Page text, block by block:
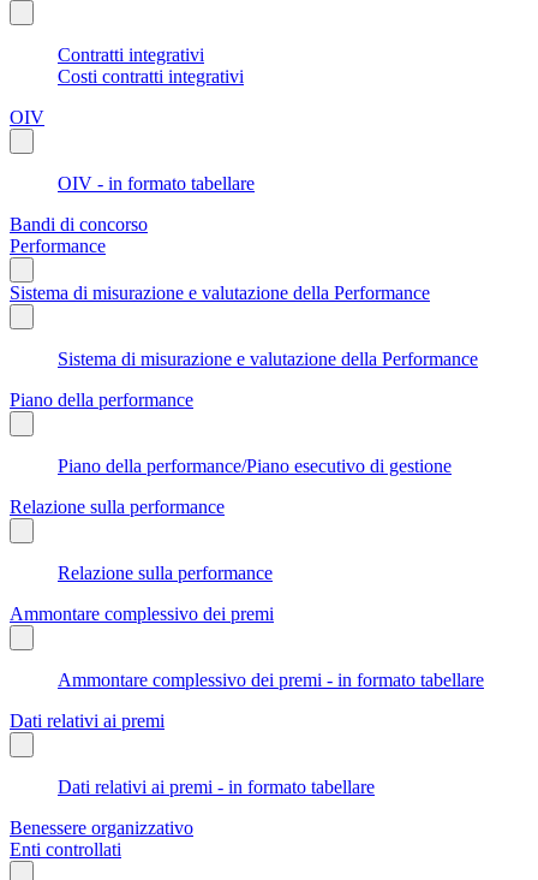
Contratti integrativi
Costi contratti integrativi
OIV
OIV - in formato tabellare
Bandi di concorso
Performance
Sistema di misurazione e valutazione della Performance
Sistema di misurazione e valutazione della Performance
Piano della performance
Piano della performance/Piano esecutivo di gestione
Relazione sulla performance
Relazione sulla performance
Ammontare complessivo dei premi
Ammontare complessivo dei premi - in formato tabellare
Dati relativi ai premi
Dati relativi ai premi - in formato tabellare
Benessere organizzativo
Enti controllati